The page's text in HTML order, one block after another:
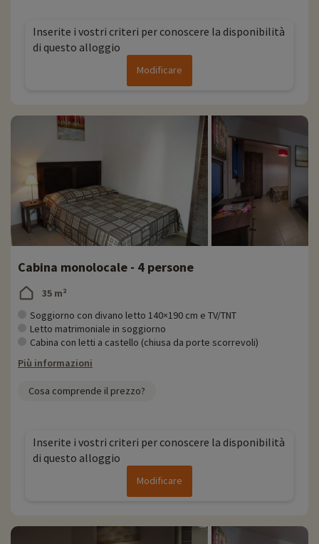
escursioni.
Approfittate del vostro soggiorno per stuzzicare il vostro palato con
foie gras, porcini, cabécou, noci del Périgord, fragole del Périgord,
anatra confit, vini di Bergerac e, naturalmente, il famoso tartufo. Nel
fare, tra cui escursioni, raccolta di castagne e caccia al tartufo.
Ogni anno Familytrip scopre nuove attività per famiglie nelle
vicinanze dei nostri alloggi: zoo, acquario, ecc. Se abbiamo già
negoziato delle attività, queste possono essere prenotate con uno
sconto direttamente online dopo aver scelto il vostro alloggio, e
potete scoprirlecliccando qui!
Per saperne di più
Inserite i vostri criteri per conoscere la disponibilità
di questo alloggio
Modificare
Cabina monolocale - 4 persone
35 m²
Soggiorno con divano letto 140×190 cm e TV/TNT
Letto matrimoniale in soggiorno
Cabina con letti a castello (chiusa da porte scorrevoli)
Più informazioni
Cosa comprende il prezzo?
Inserite i vostri criteri per conoscere la disponibilità
di questo alloggio
Modificare